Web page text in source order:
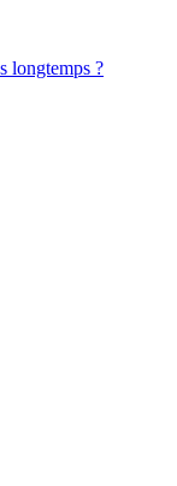
longtemps ?